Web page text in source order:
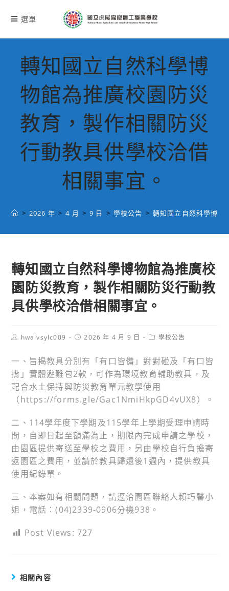
選單
轉知國立自然科學博
物館為推廣校園防災
教育，製作相關防災
行動教具供學校洽借
相關事宜。
> 2026 年 > 4 月 > 9 日 > 學校公告 > 轉知國立自然科學博物
轉知國立自然科學博物館為推廣校
園防災教育，製作相關防災行動教
具供學校洽借相關事宜。
Posthwaivsylc009
Post2026 年 4 月 9 日
Post學校公告
一、旨揭教具分別有「有口皆備」對對碰及「有口皆
揹」實體避難包2款，可作為環境教育輔助教具，及
配合水土保持與防災教育單元教學使用
（https://forms.gle/Gac1NmiHkpGD4vUX8）。
二、114學年度下學期及115學年上學期受理申請時
間，自即日起至額滿為止，期限內完成申請之學校，
由園區提供寄送至學校之費用，另由學校自行負擔寄
返園區之費用，並請於教具歸還後1週內，提供教具
使用紀錄單。
三、本案如有相關問題，請逕洽園區聯絡人賴巧馨小
姐，電話：(04)2339-0906分機938。
Post Views: 727
相關內容